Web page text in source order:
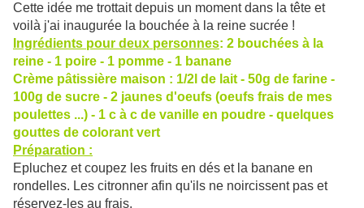
Cette idée me trottait depuis un moment dans la tête et
voilà j'ai inaugurée la bouchée à la reine sucrée !
Ingrédients pour deux personnes: 2 bouchées à la
reine - 1 poire - 1 pomme - 1 banane
Crème pâtissière maison : 1/2l de lait - 50g de farine -
100g de sucre - 2 jaunes d'oeufs (oeufs frais de mes
poulettes ...) - 1 c à c de vanille en poudre - quelques
gouttes de colorant vert
Préparation :
Epluchez et coupez les fruits en dés et la banane en
rondelles. Les citronner afin qu'ils ne noircissent pas et
réservez-les au frais.